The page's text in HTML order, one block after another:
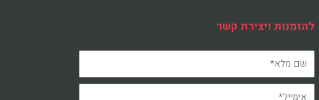
להזמנות ויצירת קשר